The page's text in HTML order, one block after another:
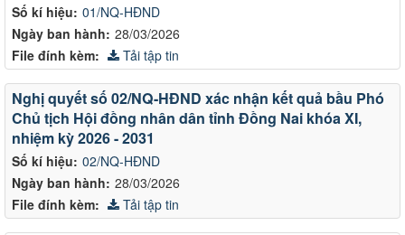
Số kí hiệu: 01/NQ-HĐND
Ngày ban hành: 28/03/2026
File đính kèm: Tải tập tin
Số kí hiệu: 02/NQ-HĐND
Ngày ban hành: 28/03/2026
Nghị quyết số 02/NQ-HĐND xác nhận kết quả bầu Phó
Chủ tịch Hội đồng nhân dân tỉnh Đồng Nai khóa XI,
nhiệm kỳ 2026 - 2031
File đính kèm: Tải tập tin